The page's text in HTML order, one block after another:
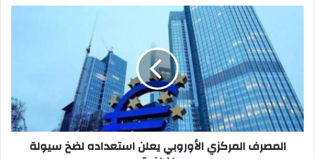
استعداده
لضخ
سيولة
إضافية
المصرف المركزي الأوروبي يعلن استعداده لضخ سيولة